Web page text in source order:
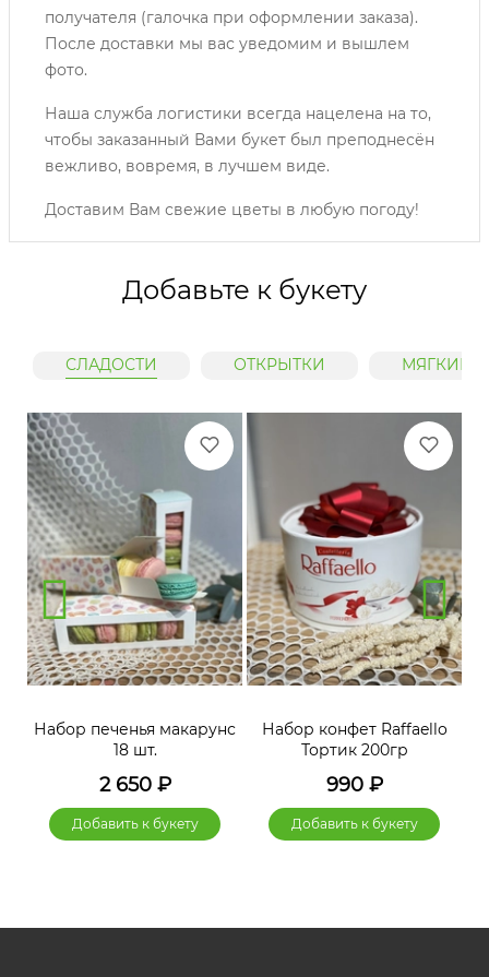
получателя (галочка при оформлении заказа).
После доставки мы вас уведомим и вышлем
фото.
Наша служба логистики всегда нацелена на то,
чтобы заказанный Вами букет был преподнесён
вежливо, вовремя, в лучшем виде.
Доставим Вам свежие цветы в любую погоду!
Добавьте к букету
СЛАДОСТИ ОТКРЫТКИ МЯГКИЕ
Набор печенья макарунс
18 шт.
2 650₽
Добавить к букету
Набор конфет Raffaello
Тортик 200гр
990₽
Добавить к букету